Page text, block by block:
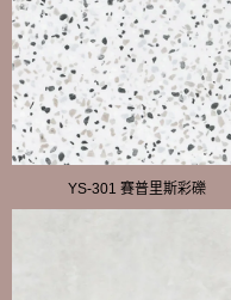
YS-301 賽普里斯彩礫